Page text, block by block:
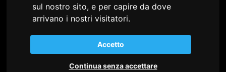
sul nostro sito, e per capire da dove
arrivano i nostri visitatori.
Accetto
Continua senza accettare
Area riservata